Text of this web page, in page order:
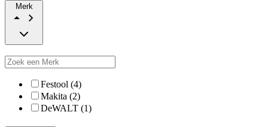
Merk
Festool (4)
Makita (2)
DeWALT (1)